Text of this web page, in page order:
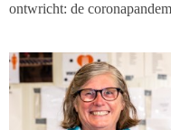
ontwricht: de
goed als alle fysieke
fondsenwervende
worden, met focus op de